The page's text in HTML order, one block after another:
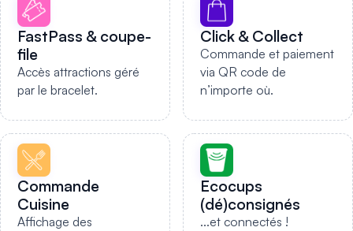
FastPass & coupe-
file
Accès attractions géré
par le bracelet.
Click & Collect
Commande et paiement
via QR code de
n’importe où.
Commande
Cuisine
Affichage des
Ecocups
(dé)consignés
...et connectés !